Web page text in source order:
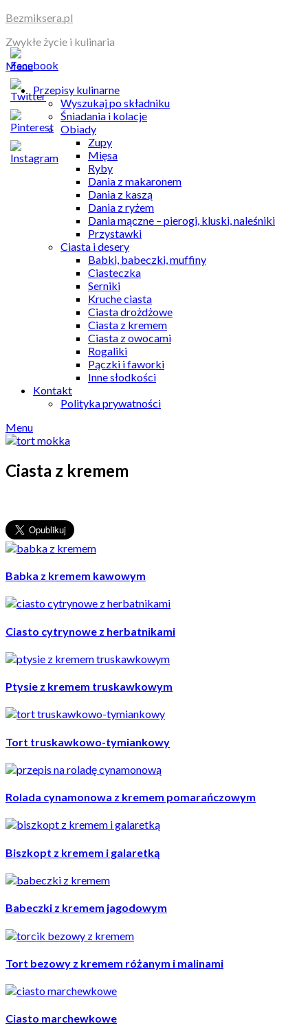
Skip
content
Bezmiksera.pl
Zwykłe życie i kulinaria
Menu
Przepisy kulinarne
Wyszukaj po składniku
Śniadania i kolacje
Obiady
Zupy
Mięsa
Ryby
Dania z makaronem
Dania z kaszą
Dania z ryżem
Dania mączne – pierogi, kluski, naleśniki
Przystawki
Ciasta i desery
Babki, babeczki, muffiny
Ciasteczka
Serniki
Kruche ciasta
Ciasta drożdżowe
Ciasta z kremem
Ciasta z owocami
Rogaliki
Pączki i faworki
Inne słodkości
Kontakt
Polityka prywatności
Menu
Ciasta z kremem
Babka z kremem kawowym
Ciasto cytrynowe z herbatnikami
Ptysie z kremem truskawkowym
Tort truskawkowo-tymiankowy
Rolada cynamonowa z kremem pomarańczowym
Biszkopt z kremem i galaretką
Babeczki z kremem jagodowym
Tort bezowy z kremem różanym i malinami
Ciasto marchewkowe